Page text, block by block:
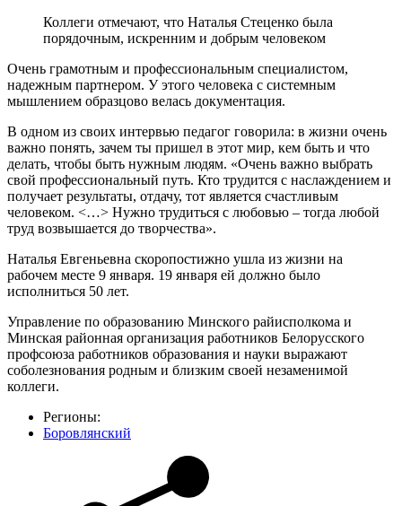
Коллеги отмечают, что Наталья Стеценко была
порядочным, искренним и добрым человеком
Очень грамотным и профессиональным специалистом,
надежным партнером. У этого человека с системным
мышлением образцово велась документация.
В одном из своих интервью педагог говорила: в жизни очень
важно понять, зачем ты пришел в этот мир, кем быть и что
делать, чтобы быть нужным людям. «Очень важно выбрать
свой профессиональный путь. Кто трудится с наслаждением и
получает результаты, отдачу, тот является счастливым
человеком. <…> Нужно трудиться с любовью – тогда любой
труд возвышается до творчества».
Наталья Евгеньевна скоропостижно ушла из жизни на
рабочем месте 9 января. 19 января ей должно было
исполниться 50 лет.
Управление по образованию Минского райисполкома и
Минская районная организация работников Белорусского
профсоюза работников образования и науки выражают
соболезнования родным и близким своей незаменимой
коллеги.
Регионы:
Боровлянский